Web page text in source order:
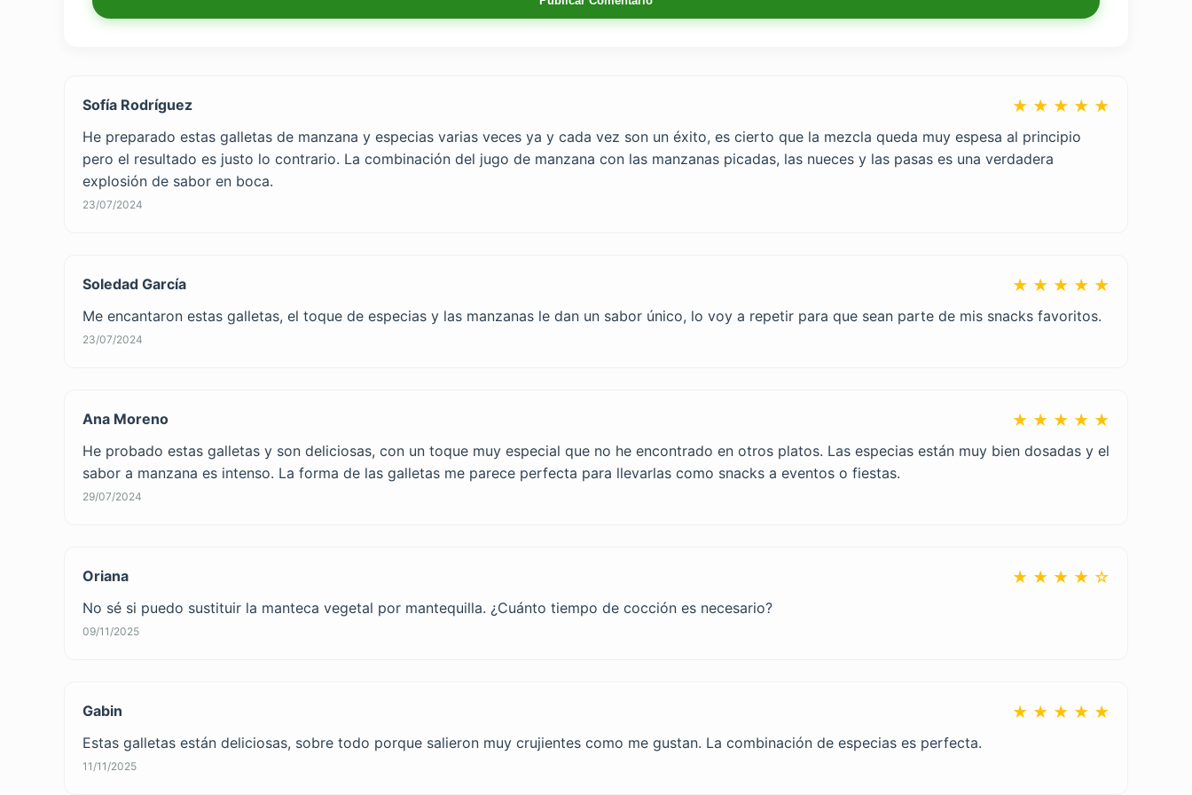
Sofía Rodríguez ★ ★ ★ ★ ★
He preparado estas galletas de manzana y especias varias veces ya y cada vez son un éxito, es cierto que la mezcla queda muy espesa al principio
pero el resultado es justo lo contrario. La combinación del jugo de manzana con las manzanas picadas, las nueces y las pasas es una verdadera
explosión de sabor en boca.
23/07/2024
Soledad García ★ ★ ★ ★ ★
Me encantaron estas galletas, el toque de especias y las manzanas le dan un sabor único, lo voy a repetir para que sean parte de mis snacks favoritos.
23/07/2024
Ana Moreno ★ ★ ★ ★ ★
He probado estas galletas y son deliciosas, con un toque muy especial que no he encontrado en otros platos. Las especias están muy bien dosadas y el
sabor a manzana es intenso. La forma de las galletas me parece perfecta para llevarlas como snacks a eventos o fiestas.
29/07/2024
Oriana ★ ★ ★ ★ ☆
No sé si puedo sustituir la manteca vegetal por mantequilla. ¿Cuánto tiempo de cocción es necesario?
09/11/2025
Gabin ★ ★ ★ ★ ★
Estas galletas están deliciosas, sobre todo porque salieron muy crujientes como me gustan. La combinación de especias es perfecta.
11/11/2025